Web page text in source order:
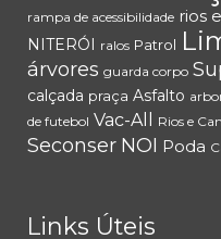
rampa de acessibilidade rios
NITERÓI
ralos Patrol
árvores guarda corpo
calçada praça Asfalto
de futebol Vac-All Rios e
Seconser NOI Poda
Links Úteis